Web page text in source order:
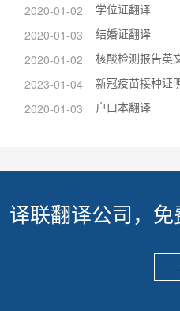
2020-01-02 学位证翻译
2020-01-03 结婚证翻译
2020-01-02 核酸检测报告英
2023-01-04 新冠疫苗接种证
2020-01-03 户口本翻译
译联翻译公司，